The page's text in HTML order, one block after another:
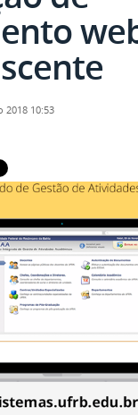
2018 10:53